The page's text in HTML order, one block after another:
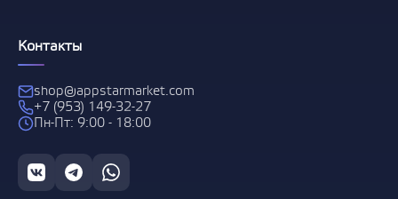
Контакты
shop@appstarmarket.com
+7 (953) 149-32-27
Пн-Пт: 9:00 - 18:00